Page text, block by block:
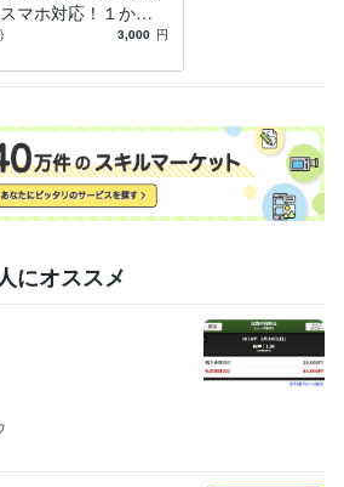
マホ対応！１か月
プラン創設
3,000 円
にオススメ